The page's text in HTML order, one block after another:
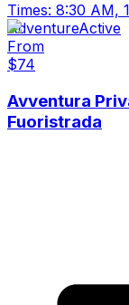
Times: 8:30 AM,
AdventureActive
From
$74
Avventura
Fuoristrada